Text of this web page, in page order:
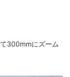
300mmにズーム